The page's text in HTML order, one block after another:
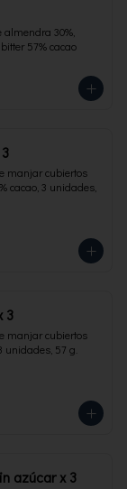
30%,
57% cacao
manjar cubiertos
cacao, 3 unidades,
3
manjar cubiertos
unidades, 57 g.
azúcar x 3